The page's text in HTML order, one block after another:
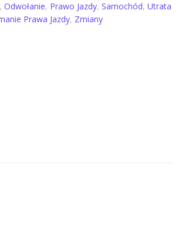
, Odwołanie, Prawo Jazdy, Samochód, Utrata
Prawa Jazdy, Zmiany